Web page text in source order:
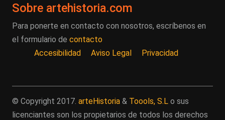
Sobre artehistoria.com
Para ponerte en contacto con nosotros, escríbenos en
el formulario de contacto
Accesibilidad
Aviso Legal Privacidad
© Copyright 2017. arteHistoria & Toools, S.L o sus
licenciantes son los propietarios de todos los derechos